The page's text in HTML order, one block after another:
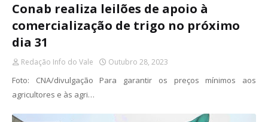
Conab realiza leilões de apoio à
comercialização de trigo no próximo
dia 31
Redação Info do Vale Outubro 28, 2023
Foto: CNA/divulgação Para garantir os preços mínimos aos
agricultores e às agri…